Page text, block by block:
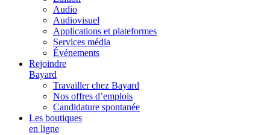
Audio
Audiovisuel
Applications et plateformes
Services média
Événements
Rejoindre
Bayard
Travailler chez Bayard
Nos offres d’emplois
Candidature spontanée
Les boutiques
en ligne